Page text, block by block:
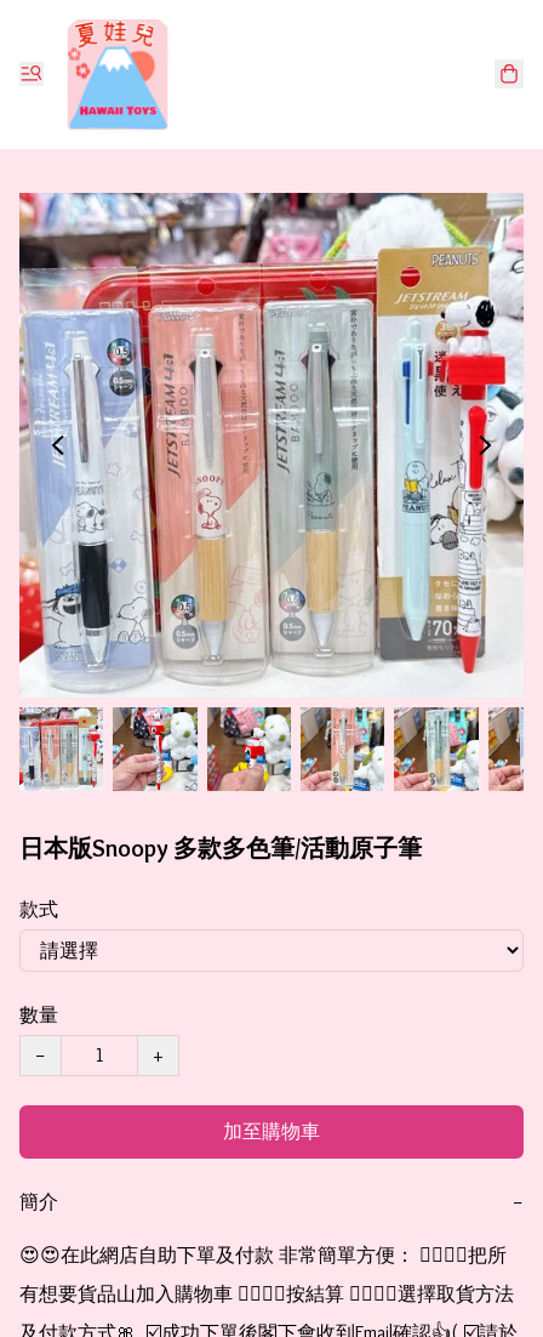
日本版Snoopy 多款多色筆/活動原子筆
款式
數量
−
+
加至購物車
簡介 −
😍😍在此網店自助下單及付款 非常簡單方便： 👉🏻👉🏻把所
有想要貨品山加入購物車 👉🏻👉🏻按結算 👉🏻👉🏻選擇取貨方法